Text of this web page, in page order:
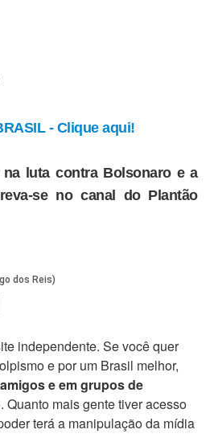
- Clique aqui!
luta contra Bolsonaro e a
se no canal do Plantão
independente. Se você quer
e por um Brasil melhor,
e em grupos de
. Quanto mais gente tiver acesso
terá a manipulação da mídia